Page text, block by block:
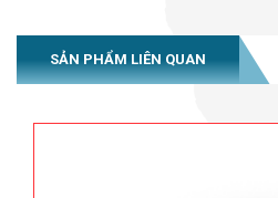
SẢN PHẨM LIÊN QUAN